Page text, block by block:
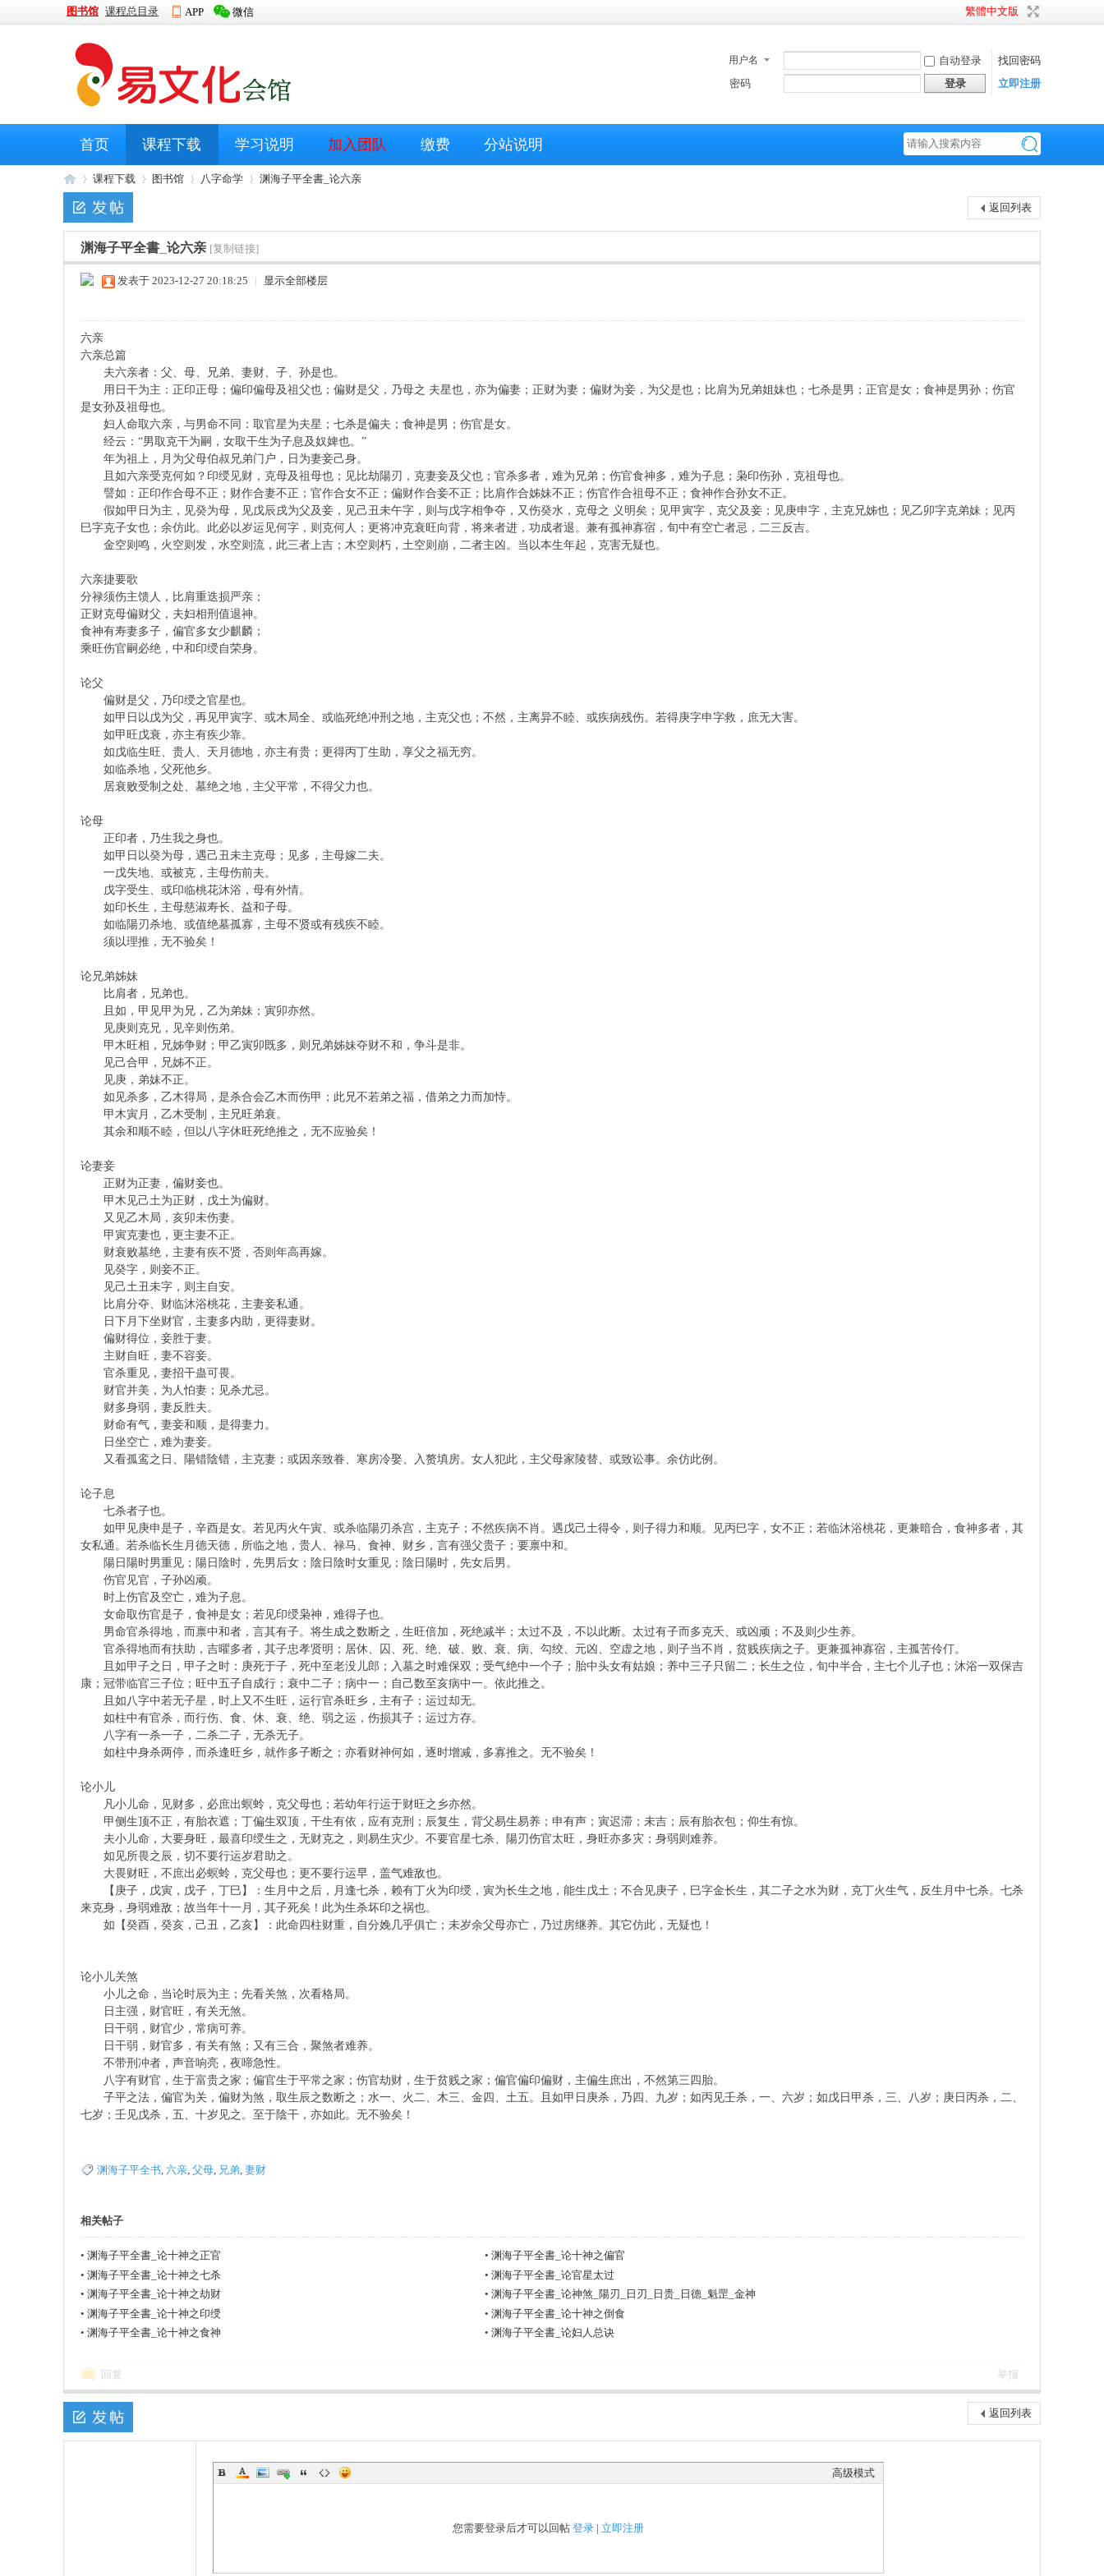
图书馆 课程总目录 APP 微信 繁體中文版
用户名 自动登录
找回密码
密码
登录 立即注册
搜
首页 课程下载 学习说明 加入团队 缴费 分站说明
»
课程下载
›
图书馆
›
八字命学
›
渊海子平全書_论六亲
返回列表
渊海子平全書_论六亲 [复制链接]
发表于 2023-12-27 20:18:25 | 显示全部楼层
六亲
六亲总篇
夫六亲者：父、母、兄弟、妻财、子、孙是也。
用日干为主：正印正母；偏印偏母及祖父也；偏财是父，乃母之 夫星也，亦为偏妻；正财为妻；偏财为妾，为父是也；比肩为兄弟姐妹也；七杀是男；正官是女；食神是男孙；伤官
是女孙及祖母也。
妇人命取六亲，与男命不同：取官星为夫星；七杀是偏夫；食神是男；伤官是女。
经云：“男取克干为嗣，女取干生为子息及奴婢也。”
年为祖上，月为父母伯叔兄弟门户，日为妻妾己身。
且如六亲受克何如？印绶见财，克母及祖母也；见比劫陽刃，克妻妾及父也；官杀多者，难为兄弟；伤官食神多，难为子息；枭印伤孙，克祖母也。
譬如：正印作合母不正；财作合妻不正；官作合女不正；偏财作合妾不正；比肩作合姊妹不正；伤官作合祖母不正；食神作合孙女不正。
假如甲日为主，见癸为母，见戊辰戌为父及妾，见己丑未午字，则与戊字相争夺，又伤癸水，克母之 义明矣；见甲寅字，克父及妾；见庚申字，主克兄姊也；见乙卯字克弟妹；见丙
巳字克子女也；余仿此。此必以岁运见何字，则克何人；更将冲克衰旺向背，将来者进，功成者退。兼有孤神寡宿，旬中有空亡者忌，二三反吉。
金空则鸣，火空则发，水空则流，此三者上吉；木空则朽，土空则崩，二者主凶。当以本生年起，克害无疑也。
六亲捷要歌
分禄须伤主馈人，比肩重迭损严亲；
正财克母偏财父，夫妇相刑值退神。
食神有寿妻多子，偏官多女少麒麟；
乘旺伤官嗣必绝，中和印绶自荣身。
论父
偏财是父，乃印绶之官星也。
如甲日以戊为父，再见甲寅字、或木局全、或临死绝冲刑之地，主克父也；不然，主离异不睦、或疾病残伤。若得庚字申字救，庶无大害。
如甲旺戊衰，亦主有疾少靠。
如戊临生旺、贵人、天月德地，亦主有贵；更得丙丁生助，享父之福无穷。
如临杀地，父死他乡。
居衰败受制之处、墓绝之地，主父平常，不得父力也。
论母
正印者，乃生我之身也。
如甲日以癸为母，遇己丑未主克母；见多，主母嫁二夫。
一戊失地、或被克，主母伤前夫。
戊字受生、或印临桃花沐浴，母有外情。
如印长生，主母慈淑寿长、益和子母。
如临陽刃杀地、或值绝墓孤寡，主母不贤或有残疾不睦。
须以理推，无不验矣！
论兄弟姊妹
比肩者，兄弟也。
且如，甲见甲为兄，乙为弟妹；寅卯亦然。
见庚则克兄，见辛则伤弟。
甲木旺相，兄姊争财；甲乙寅卯既多，则兄弟姊妹夺财不和，争斗是非。
见己合甲，兄姊不正。
见庚，弟妹不正。
如见杀多，乙木得局，是杀合会乙木而伤甲；此兄不若弟之福，借弟之力而加恃。
甲木寅月，乙木受制，主兄旺弟衰。
其余和顺不睦，但以八字休旺死绝推之，无不应验矣！
论妻妾
正财为正妻，偏财妾也。
甲木见己土为正财，戊土为偏财。
又见乙木局，亥卯未伤妻。
甲寅克妻也，更主妻不正。
财衰败墓绝，主妻有疾不贤，否则年高再嫁。
见癸字，则妾不正。
见己土丑未字，则主自安。
比肩分夺、财临沐浴桃花，主妻妾私通。
日下月下坐财官，主妻多内助，更得妻财。
偏财得位，妾胜于妻。
主财自旺，妻不容妾。
官杀重见，妻招干蛊可畏。
财官并美，为人怕妻；见杀尤忌。
财多身弱，妻反胜夫。
财命有气，妻妾和顺，是得妻力。
日坐空亡，难为妻妾。
又看孤鸾之日、陽错陰错，主克妻；或因亲致眷、寒房冷娶、入赘填房。女人犯此，主父母家陵替、或致讼事。余仿此例。
论子息
七杀者子也。
如甲见庚申是子，辛酉是女。若见丙火午寅、或杀临陽刃杀宫，主克子；不然疾病不肖。遇戊己土得令，则子得力和顺。见丙巳字，女不正；若临沐浴桃花，更兼暗合，食神多者，其
女私通。若杀临长生月德天德，所临之地，贵人、禄马、食神、财乡，言有强父贵子；要禀中和。
陽日陽时男重见；陽日陰时，先男后女；陰日陰时女重见；陰日陽时，先女后男。
伤官见官，子孙凶顽。
时上伤官及空亡，难为子息。
女命取伤官是子，食神是女；若见印绶枭神，难得子也。
男命官杀得地，而禀中和者，言其有子。将生成之数断之，生旺倍加，死绝减半；太过不及，不以此断。太过有子而多克夭、或凶顽；不及则少生养。
官杀得地而有扶助，吉曜多者，其子忠孝贤明；居休、囚、死、绝、破、败、衰、病、勾绞、元凶、空虚之地，则子当不肖，贫贱疾病之子。更兼孤神寡宿，主孤苦伶仃。
且如甲子之日，甲子之时：庚死于子，死中至老没儿郎；入墓之时难保双；受气绝中一个子；胎中头女有姑娘；养中三子只留二；长生之位，旬中半合，主七个儿子也；沐浴一双保吉
康；冠带临官三子位；旺中五子自成行；衰中二子；病中一；自己数至亥病中一。依此推之。
且如八字中若无子星，时上又不生旺，运行官杀旺乡，主有子；运过却无。
如柱中有官杀，而行伤、食、休、衰、绝、弱之运，伤损其子；运过方存。
八字有一杀一子，二杀二子，无杀无子。
如柱中身杀两停，而杀逢旺乡，就作多子断之；亦看财神何如，逐时增减，多寡推之。无不验矣！
论小儿
凡小儿命，见财多，必庶出螟蛉，克父母也；若幼年行运于财旺之乡亦然。
甲侧生顶不正，有胎衣遮；丁偏生双顶，干生有依，应有克刑；辰复生，背父易生易养；申有声；寅迟滞；未吉；辰有胎衣包；仰生有惊。
夫小儿命，大要身旺，最喜印绶生之，无财克之，则易生灾少。不要官星七杀、陽刃伤官太旺，身旺亦多灾；身弱则难养。
如见所畏之辰，切不要行运岁君助之。
大畏财旺，不庶出必螟蛉，克父母也；更不要行运早，盖气难敌也。
【庚子，戊寅，戊子，丁巳】：生月中之后，月逢七杀，赖有丁火为印绶，寅为长生之地，能生戊土；不合见庚子，巳字金长生，其二子之水为财，克丁火生气，反生月中七杀。七杀
来克身，身弱难敌；故当年十一月，其子死矣！此为生杀坏印之祸也。
如【癸酉，癸亥，己丑，乙亥】：此命四柱财重，自分娩几乎俱亡；未岁余父母亦亡，乃过房继养。其它仿此，无疑也！
论小儿关煞
小儿之命，当论时辰为主；先看关煞，次看格局。
日主强，财官旺，有关无煞。
日干弱，财官少，常病可养。
日干弱，财官多，有关有煞；又有三合，聚煞者难养。
不带刑冲者，声音响亮，夜啼急性。
八字有财官，生于富贵之家；偏官生于平常之家；伤官劫财，生于贫贱之家；偏官偏印偏财，主偏生庶出，不然第三四胎。
子平之法，偏官为关，偏财为煞，取生辰之数断之；水一、火二、木三、金四、土五。且如甲日庚杀，乃四、九岁；如丙见壬杀，一、六岁；如戊日甲杀，三、八岁；庚日丙杀，二、
七岁；壬见戊杀，五、十岁见之。至于陰干，亦如此。无不验矣！
渊海子平全书, 六亲, 父母, 兄弟, 妻财
相关帖子
• 渊海子平全書_论十神之正官 • 渊海子平全書_论十神之偏官
• 渊海子平全書_论十神之七杀 • 渊海子平全書_论官星太过
• 渊海子平全書_论十神之劫财 • 渊海子平全書_论神煞_陽刃_日刃_日贵_日德_魁罡_金神
• 渊海子平全書_论十神之印绶 • 渊海子平全書_论十神之倒食
• 渊海子平全書_论十神之食神 • 渊海子平全書_论妇人总诀
回复 举报
返回列表
高级模式
您需要登录后才可以回帖 登录 | 立即注册